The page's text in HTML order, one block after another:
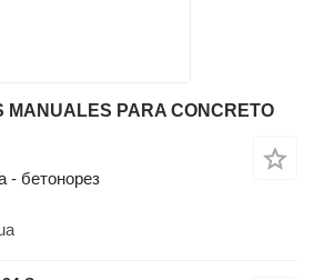
MANUALES PARA CONCRETO
- бетонорез